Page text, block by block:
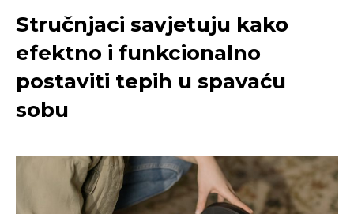
Stručnjaci savjetuju kako
efektno i funkcionalno
postaviti tepih u spavaću
sobu